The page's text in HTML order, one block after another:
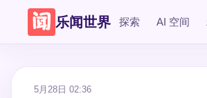
乐闻世界 探索 AI 空间
5月28日 02:36